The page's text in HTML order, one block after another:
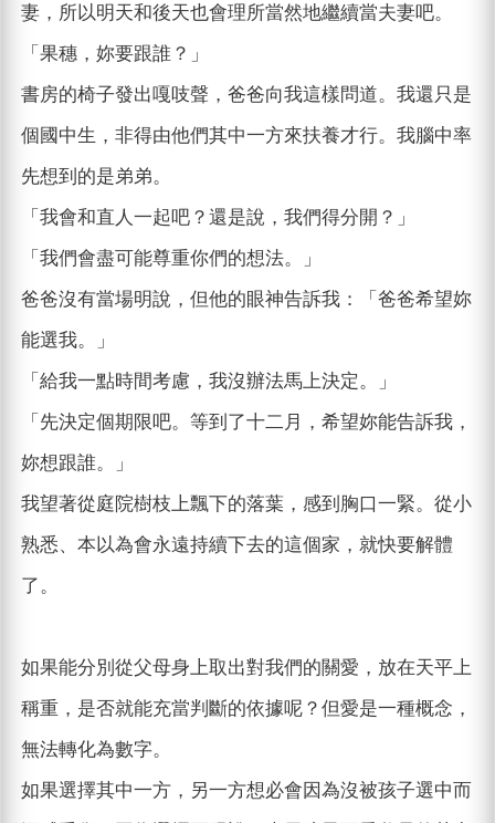
妻，所以明天和後天也會理所當然地繼續當夫妻吧。
「果穗，妳要跟誰？」
書房的椅子發出嘎吱聲，爸爸向我這樣問道。我還只是
個國中生，非得由他們其中一方來扶養才行。我腦中率
先想到的是弟弟。
「我會和直人一起吧？還是說，我們得分開？」
「我們會盡可能尊重你們的想法。」
爸爸沒有當場明說，但他的眼神告訴我：「爸爸希望妳
能選我。」
「給我一點時間考慮，我沒辦法馬上決定。」
「先決定個期限吧。等到了十二月，希望妳能告訴我，
妳想跟誰。」
我望著從庭院樹枝上飄下的落葉，感到胸口一緊。從小
熟悉、本以為會永遠持續下去的這個家，就快要解體
了。
如果能分別從父母身上取出對我們的關愛，放在天平上
稱重，是否就能充當判斷的依據呢？但愛是一種概念，
無法轉化為數字。
如果選擇其中一方，另一方想必會因為沒被孩子選中而